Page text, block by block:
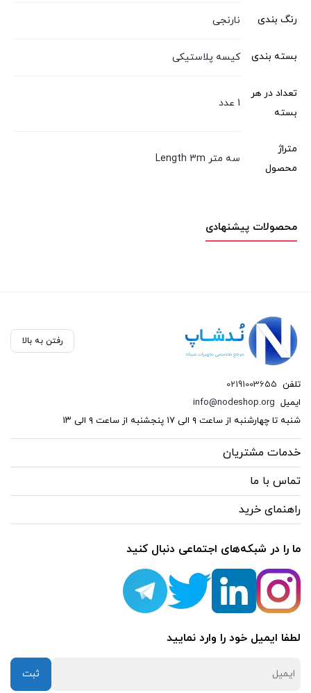
رنگ بندی نارنجی
بسته بندی کیسه پلاستیکی
تعداد در هر
بسته
1 عدد
متراژ
محصول
سه متر Length 3m
محصولات پیشنهادی
رفتن به بالا
تلفن 02191003655
ایمیل info@nodeshop.org
شنبه تا چهارشنبه از ساعت ۹ الی ۱۷ پنجشنبه از ساعت ۹ الی ۱۳
خدمات مشتریان
تماس با ما
راهنمای خرید
ما را در شبکه‌های اجتماعی دنبال کنید
لطفا ایمیل خود را وارد نمایید